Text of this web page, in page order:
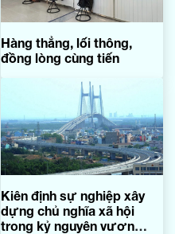
Hàng thẳng, lối thông,
đồng lòng cùng tiến
Kiên định sự nghiệp xây
dựng chủ nghĩa xã hội
trong kỷ nguyên vươn